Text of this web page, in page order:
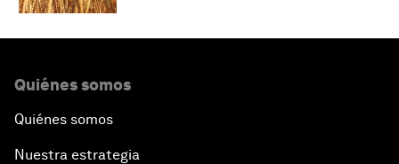
Quiénes somos
Quiénes somos
Nuestra estrategia